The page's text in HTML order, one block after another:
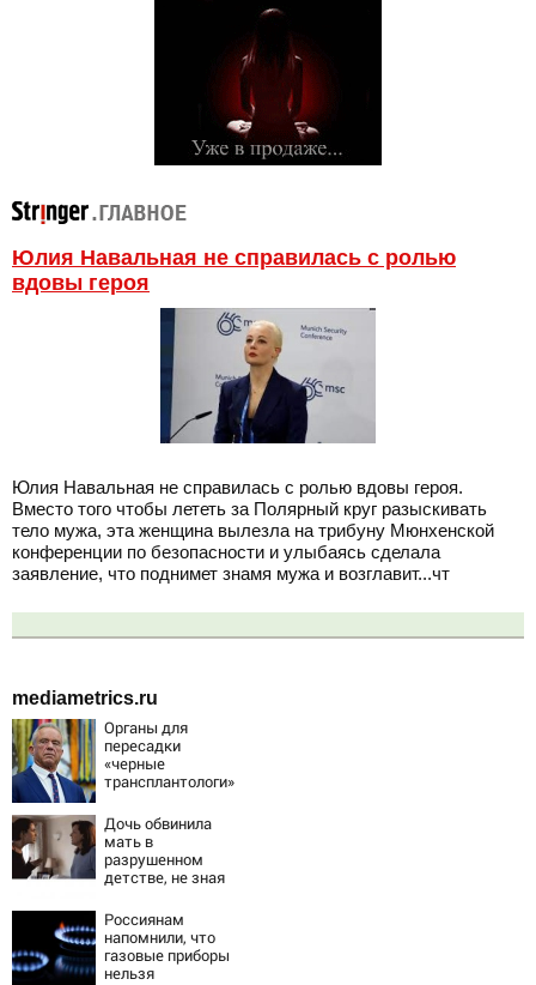
Юлия Навальная не справилась с ролью
вдовы героя
Юлия Навальная не справилась с ролью вдовы героя.
Вместо того чтобы лететь за Полярный круг разыскивать
тело мужа, эта женщина вылезла на трибуну Мюнхенской
конференции по безопасности и улыбаясь сделала
заявление, что поднимет знамя мужа и возглавит...чт
mediametrics.ru
Органы для
пересадки
«черные
трансплантологи»
живых пациентов
Дочь обвинила
мать в
разрушенном
детстве, не зная
своём отце -
история одной
семьи
Россиянам
напомнили, что
газовые приборы
нельзя